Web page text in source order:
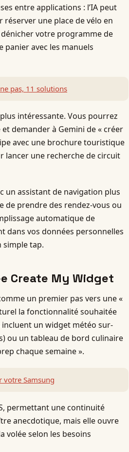
entre applications : l’IA peut
une place de vélo en
votre programme de
avec les manuels
pas, 11 solutions
intéressante. Vous pourrez
demander à Gemini de « créer
avec une brochure touristique
lancer une recherche de circuit
un assistant de navigation plus
de prendre des rendez-vous ou
automatique de
dans vos données personnelles
simple tap.
Create My Widget
un premier pas vers une «
la fonctionnalité souhaitée
incluent un widget météo sur-
ou un tableau de bord culinaire
chaque semaine ».
votre Samsung
permettant une continuité
anecdotique, mais elle ouvre
volée selon les besoins